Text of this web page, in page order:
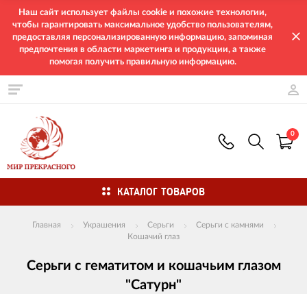
Наш сайт использует файлы cookie и похожие технологии,
чтобы гарантировать максимальное удобство пользователям,
предоставляя персонализированную информацию, запоминая
предпочтения в области маркетинга и продукции, а также
помогая получить правильную информацию.
0
КАТАЛОГ ТОВАРОВ
Главная Украшения Серьги
Серьги с камнями
Кошачий глаз
Серьги с гематитом и кошачьим глазом
"Сатурн"